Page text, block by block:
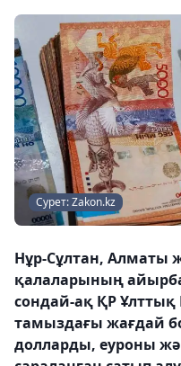
Сурет: Zakon.kz
Нұр-Сұлтан, Алматы
қалаларының
сондай-ақ ҚР Ұлттық
тамыздағы жағдай
долларды, еуроны